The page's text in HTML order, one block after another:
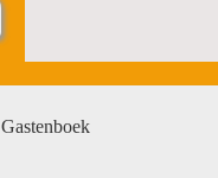
Gastenboek